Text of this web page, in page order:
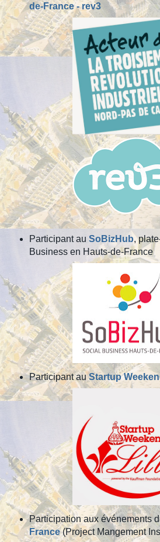
de-France - rev3
Participant au SoBizHub,
Business en Hauts-de-France
Participant auStartup
Participation aux événements
France(Project Mangement